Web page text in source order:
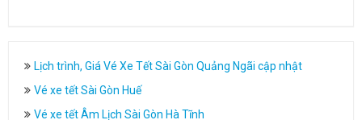
Lịch trình, Giá Vé Xe Tết Sài Gòn Quảng Ngãi cập nhật
Vé xe tết Sài Gòn Huế
Vé xe tết Âm Lịch Sài Gòn Hà Tĩnh